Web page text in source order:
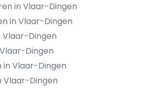
in Vlaar-Dingen
in Vlaar-Dingen
Vlaar-Dingen
Dingen
Vlaar-Dingen
Vlaar-Dingen